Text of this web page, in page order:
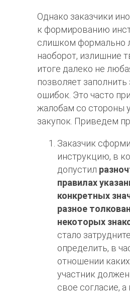
Однако заказчики
к формированию
слишком формально
наоборот, излишние
итоге далеко не
позволяет заполнить
ошибок. Это часто
жалобам со стороны
закупок. Приведем
Заказчик
инструкцию, в
допустил
правилах
конкретных
разное
некоторых
стало
определить, в
отношении
участник
свое согласие,